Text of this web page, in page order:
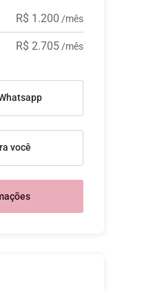
R$ 1.200 /mês
R$ 2.705 /mês
você